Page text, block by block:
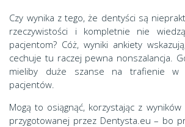
Czy wynika z tego, że dentyści są
rzeczywistości i kompletnie nie
pacjentom? Cóż, wyniki ankiety
cechuje tu raczej pewna nonszalancja.
mieliby duże szanse na trafienie w
pacjentów.
Mogą to osiągnąć, korzystając z
przygotowanej przez Dentysta.eu – bo